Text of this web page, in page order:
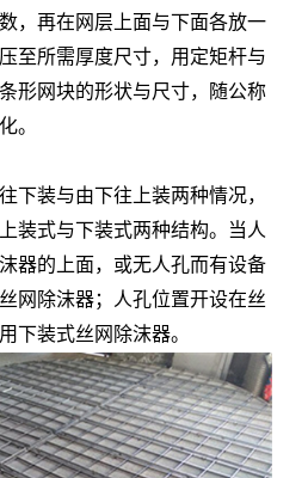
，再在网层上面与下面各放一
至所需厚度尺寸，用定矩杆与
形网块的形状与尺寸，随公称
。
下装与由下往上装两种情况，
装式与下装式两种结构。当人
器的上面，或无人孔而有设备
网除沫器；人孔位置开设在丝
下装式丝网除沫器。